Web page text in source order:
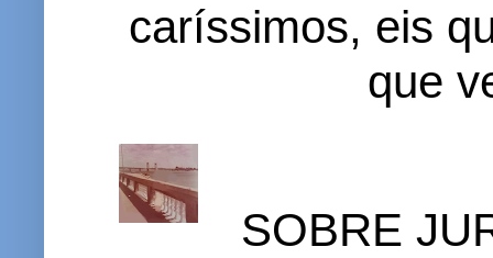
caríssimos, eis
que
SOBRE